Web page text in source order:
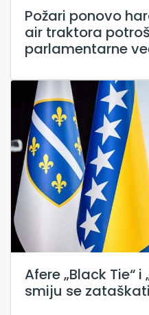
Požari ponovo
air traktora
parlamentarne
Afere „Black Tie“
smiju se zataškati